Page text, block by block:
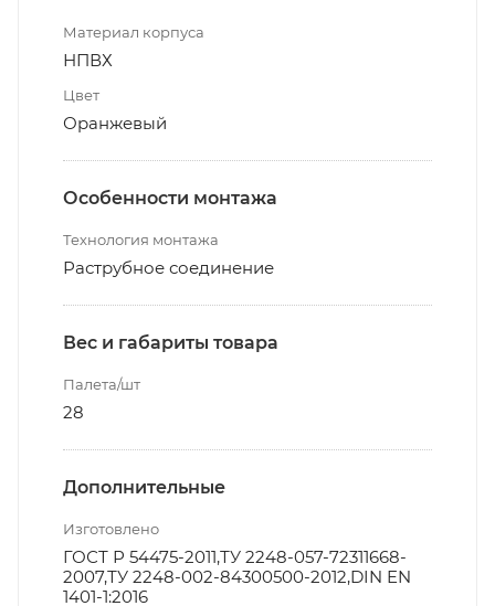
Материал корпуса
НПВХ
Цвет
Оранжевый
Особенности монтажа
Технология монтажа
Раструбное соединение
Вес и габариты товара
Палета/шт
28
Дополнительные
Изготовлено
ГОСТ Р 54475-2011,ТУ 2248-057-72311668-
2007,ТУ 2248-002-84300500-2012,DIN EN
1401-1:2016